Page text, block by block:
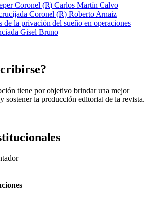
Coronel (R) Carlos Martín Calvo
Coronel (R) Roberto Arnaiz
de la privación del sueño en operaciones
Gisel Bruno
tiene por objetivo brindar una mejor
sostener la producción editorial de la revista.